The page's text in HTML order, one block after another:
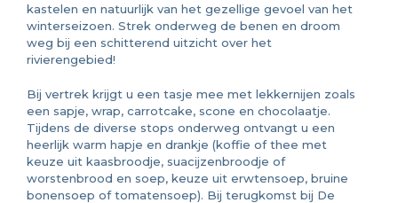
kastelen en natuurlijk van het gezellige gevoel van het
winterseizoen. Strek onderweg de benen en droom
weg bij een schitterend uitzicht over het
rivierengebied!
Bij vertrek krijgt u een tasje mee met lekkernijen zoals
een sapje, wrap, carrotcake, scone en chocolaatje.
Tijdens de diverse stops onderweg ontvangt u een
heerlijk warm hapje en drankje (koffie of thee met
keuze uit kaasbroodje, suacijzenbroodje of
worstenbrood en soep, keuze uit erwtensoep, bruine
bonensoep of tomatensoep). Bij terugkomst bij De